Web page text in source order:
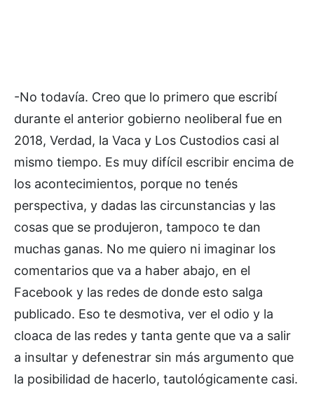
-No todavía. Creo que lo primero que escribí
durante el anterior gobierno neoliberal fue en
2018, Verdad, la Vaca y Los Custodios casi al
mismo tiempo. Es muy difícil escribir encima de
los acontecimientos, porque no tenés
perspectiva, y dadas las circunstancias y las
cosas que se produjeron, tampoco te dan
muchas ganas. No me quiero ni imaginar los
comentarios que va a haber abajo, en el
Facebook y las redes de donde esto salga
publicado. Eso te desmotiva, ver el odio y la
cloaca de las redes y tanta gente que va a salir
a insultar y defenestrar sin más argumento que
la posibilidad de hacerlo, tautológicamente casi.